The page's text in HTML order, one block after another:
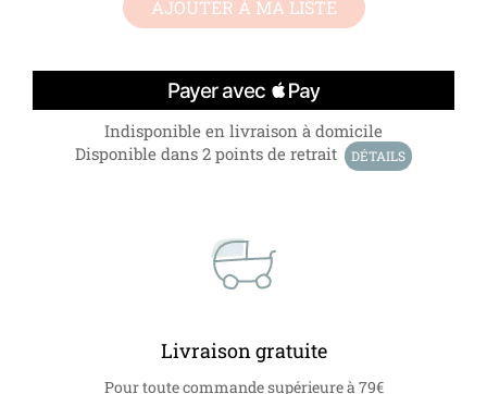
AJOUTER À MA LISTE
Indisponible en livraison à domicile
Disponible dans 2 points de retrait
DÉTAILS
Livraison gratuite
Pour toute commande supérieure à 79€